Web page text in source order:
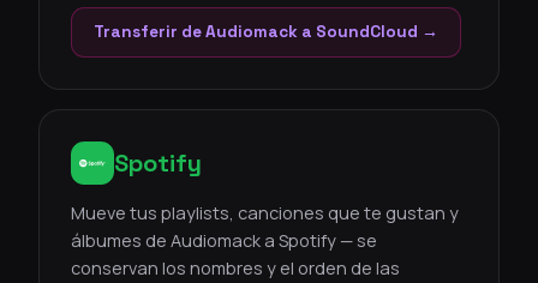
Transferir de Audiomack a SoundCloud →
Spotify
Mueve tus playlists, canciones que te gustan y
álbumes de Audiomack a Spotify — se
conservan los nombres y el orden de las